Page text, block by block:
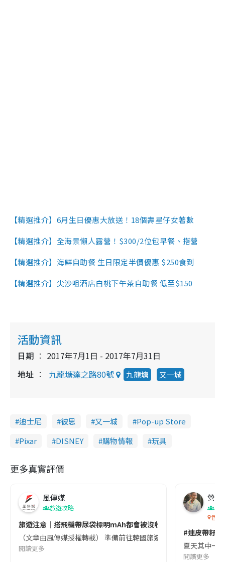
【精選推介】6月生日優惠大放送！18個壽星仔女著數
【精選推介】全海景懶人露營！$300/2位包早餐、搭營
【精選推介】海鮮自助餐 生日限定半價優惠 $250食到
【精選推介】尖沙咀酒店白桃下午茶自助餐 低至$150
活動資訊
日期
2017年7月1日 - 2017年7月31日
地址
九龍塘達之路80號 九龍塘 又一城
迪士尼 彼思 又一城
Pop-up Store
Pixar
DISNEY 購物情報 玩具
更多真實評價
風傳媒
旅遊攻略
旅遊注意｜搭飛機帶尿袋標明mAh都會被沒收😱出發前切記檢查
（文章由風傳媒授權轉載） 準備前往韓國旅遊的民眾，近期要
閱讀更多
營養
香港
#連皮帶籽
夏天其中一
閱讀更多